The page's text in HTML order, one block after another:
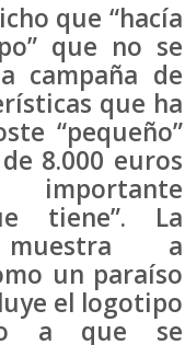
que “hacía
que no se
campaña de
que ha
“pequeño”
8.000 euros
tiene”. La
muestra a
un paraíso
el logotipo
a que se